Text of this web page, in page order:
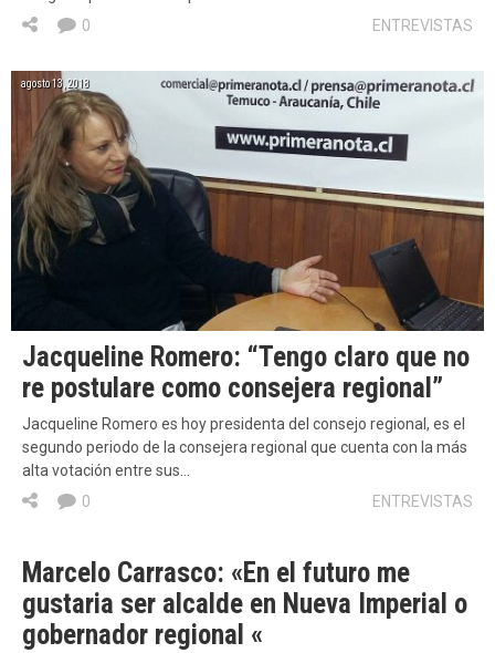
ENTREVISTAS
0
agosto 13, 2018
Jacqueline Romero: “Tengo claro que no
re postulare como consejera regional”
Jacqueline Romero es hoy presidenta del consejo regional, es el
segundo periodo de la consejera regional que cuenta con la más
alta votación entre sus…
ENTREVISTAS
0
Marcelo Carrasco: «En el futuro me
gustaria ser alcalde en Nueva Imperial o
gobernador regional «